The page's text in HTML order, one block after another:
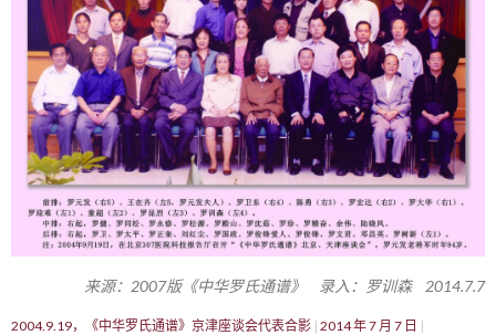
来源：2007版《中华罗氏通谱》 录入：罗训森 2014.7.7
2004.9.19，《中华罗氏通谱》京津座谈会代表合影 2014 年 7 月 7 日